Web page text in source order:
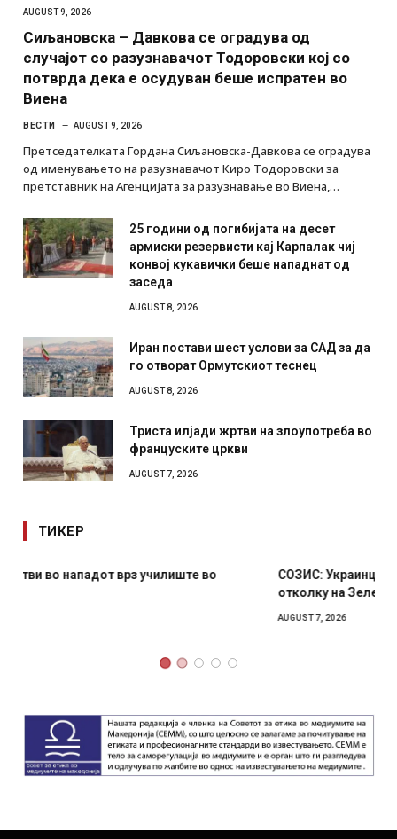
AUGUST 9, 2026
Сиљановска – Давкова се оградува од
случајот со разузнавачот Тодоровски кој со
потврда дека е осудуван беше испратен во
Виена
ВЕСТИ AUGUST 9, 2026
Претседателката Гордана Сиљановска-Давкова се оградува
од именувањето на разузнавачот Киро Тодоровски за
претставник на Агенцијата за разузнавање во Виена,…
25 години од погибијата на десет
армиски резервисти кај Карпалак чиј
конвој кукавички беше нападнат од
заседа
AUGUST 8, 2026
Иран постави шест услови за САД за да
го отворат Ормутскиот теснец
AUGUST 8, 2026
Триста илјади жртви на злоупотреба во
француските цркви
AUGUST 7, 2026
ТИКЕР
СОЗИС: Украинците повеќе им веруваат на генералите